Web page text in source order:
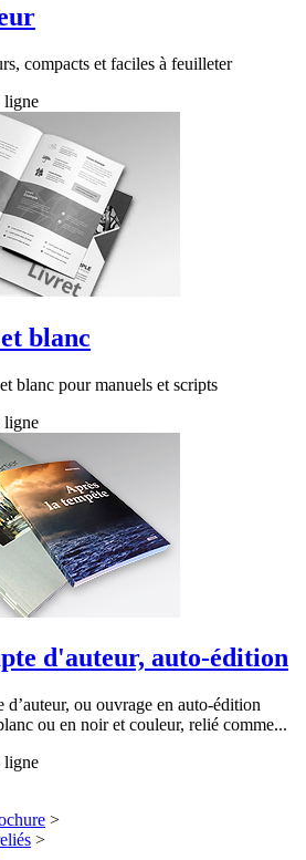
compacts et faciles à feuilleter
ligne
blanc
blanc pour manuels et scripts
ligne
d'auteur, auto-édition
ou ouvrage en auto-édition
ou en noir et couleur, relié comme...
ligne
>
>